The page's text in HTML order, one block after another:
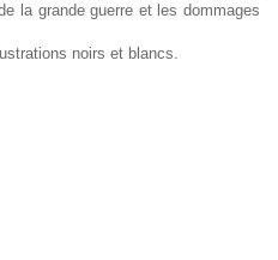
la grande guerre et les dommages
noirs et blancs.